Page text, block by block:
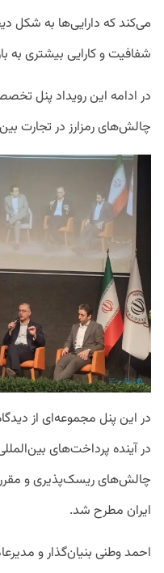
می‌کند که دارایی‌ها به شکل
شفافیت و کارایی بیشتری به
در ادامه این رویداد پنل
چالش‌های رمزارز در تجارت
در این پنل مجموعه‌ای از
در آینده پرداخت‌های
چالش‌های ریسک‌پذیری و
ایران مطرح شد.
احمد وطنی بنیان‌گذار و